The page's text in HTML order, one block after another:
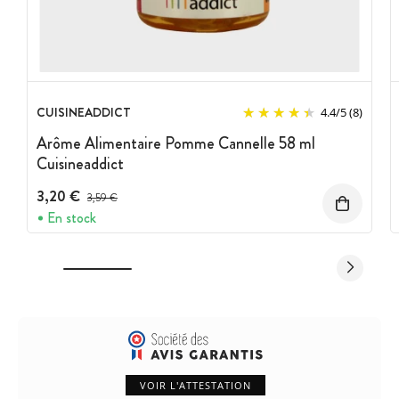
CUISINEADDICT 4.4/5(8)
Arôme Alimentaire Pomme Cannelle 58 ml
Cuisineaddict
3,20 € Prix avant réduction :
3,59 €
En stock
VOIR L'ATTESTATION